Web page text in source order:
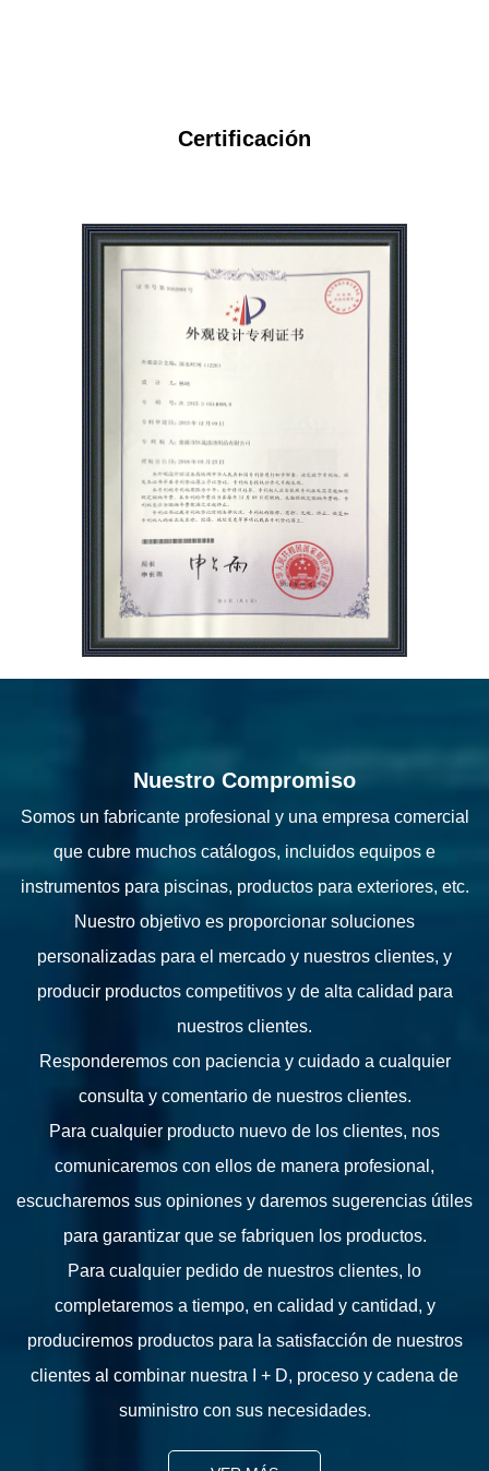
Certificación
Nuestro Compromiso
Somos un fabricante profesional y una empresa comercial
que cubre muchos catálogos, incluidos equipos e
instrumentos para piscinas, productos para exteriores, etc.
Nuestro objetivo es proporcionar soluciones
personalizadas para el mercado y nuestros clientes, y
producir productos competitivos y de alta calidad para
nuestros clientes.
Responderemos con paciencia y cuidado a cualquier
consulta y comentario de nuestros clientes.
Para cualquier producto nuevo de los clientes, nos
comunicaremos con ellos de manera profesional,
escucharemos sus opiniones y daremos sugerencias útiles
para garantizar que se fabriquen los productos.
Para cualquier pedido de nuestros clientes, lo
completaremos a tiempo, en calidad y cantidad, y
produciremos productos para la satisfacción de nuestros
clientes al combinar nuestra I + D, proceso y cadena de
suministro con sus necesidades.